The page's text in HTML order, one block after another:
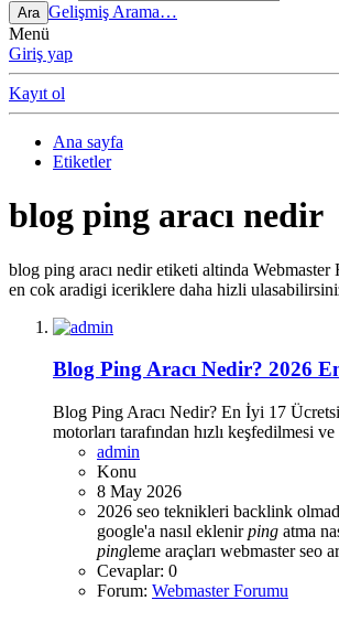
Ara Gelişmiş Arama…
Menü
Giriş yap
Kayıt ol
Ana sayfa
Etiketler
blog ping aracı nedir
blog ping aracı nedir etiketi altinda
en cok aradigi iceriklere daha hizli
Blog Ping Aracı Nedir? 2026
Blog Ping Aracı Nedir? En İyi 17
motorları tarafından hızlı keşfedilmesi
admin
Konu
8 May 2026
2026 seo teknikleri backlink
google'a nasıl eklenirping atma
pingleme araçları webmaster seo
Cevaplar: 0
Forum: Webmaster Forumu